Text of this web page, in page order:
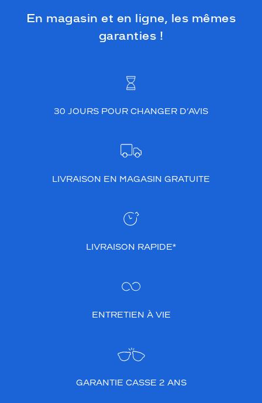
En magasin et en ligne, les mêmes
garanties !
30 JOURS POUR CHANGER D’AVIS
LIVRAISON EN MAGASIN GRATUITE
LIVRAISON RAPIDE*
ENTRETIEN À VIE
GARANTIE CASSE 2 ANS